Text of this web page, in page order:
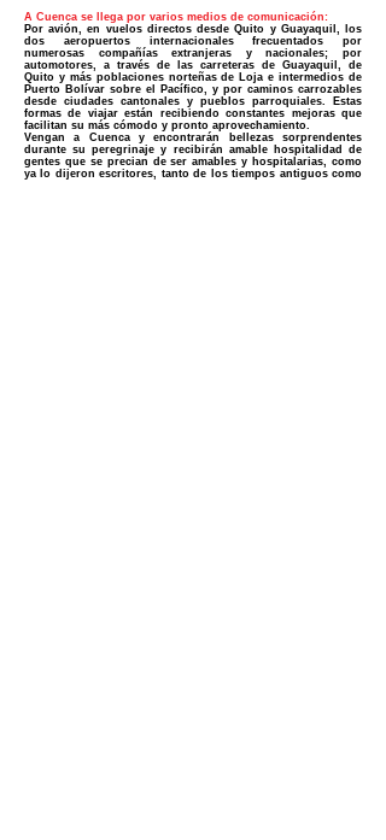
A Cuenca se llega por varios medios de comunicación:
Por avión, en vuelos directos desde Quito y Guayaquil, los
dos aeropuertos internacionales frecuentados por
numerosas compañías extranjeras y nacionales; por
automotores, a través de las carreteras de Guayaquil, de
Quito y más poblaciones norteñas de Loja e intermedios de
Puerto Bolívar sobre el Pacífico, y por caminos carrozables
desde ciudades cantonales y puebIos parroquiales. Estas
formas de viajar están recibiendo constantes mejoras que
facilitan su más cómodo y pronto aprovechamiento.
Vengan a Cuenca y encontrarán bellezas sorprendentes
durante su peregrinaje y recibirán amable hospitalidad de
gentes que se precian de ser amables y hospitalarias, como
ya lo dijeron escritores, tanto de los tiempos antiguos como